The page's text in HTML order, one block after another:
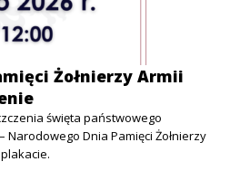
Żołnierzy Armii
święta państwowego
Dnia Pamięci Żołnierzy